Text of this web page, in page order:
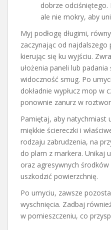
dobrze
ale nie mokry, aby
Myj podłogę długimi,
zaczynając od najdalszego
kierując się ku wyjściu.
ułożenia paneli lub
widoczność smug. Po
dokładnie wypłucz mop w
ponownie zanurz w
Pamiętaj, aby natychmiast
miękkie ściereczki i
rodzaju zabrudzenia, na
do plam z markera. Unikaj
oraz agresywnych
uszkodzić powierzchnię.
Po umyciu, zawsze
wyschnięcia. Zadbaj
w pomieszczeniu, co